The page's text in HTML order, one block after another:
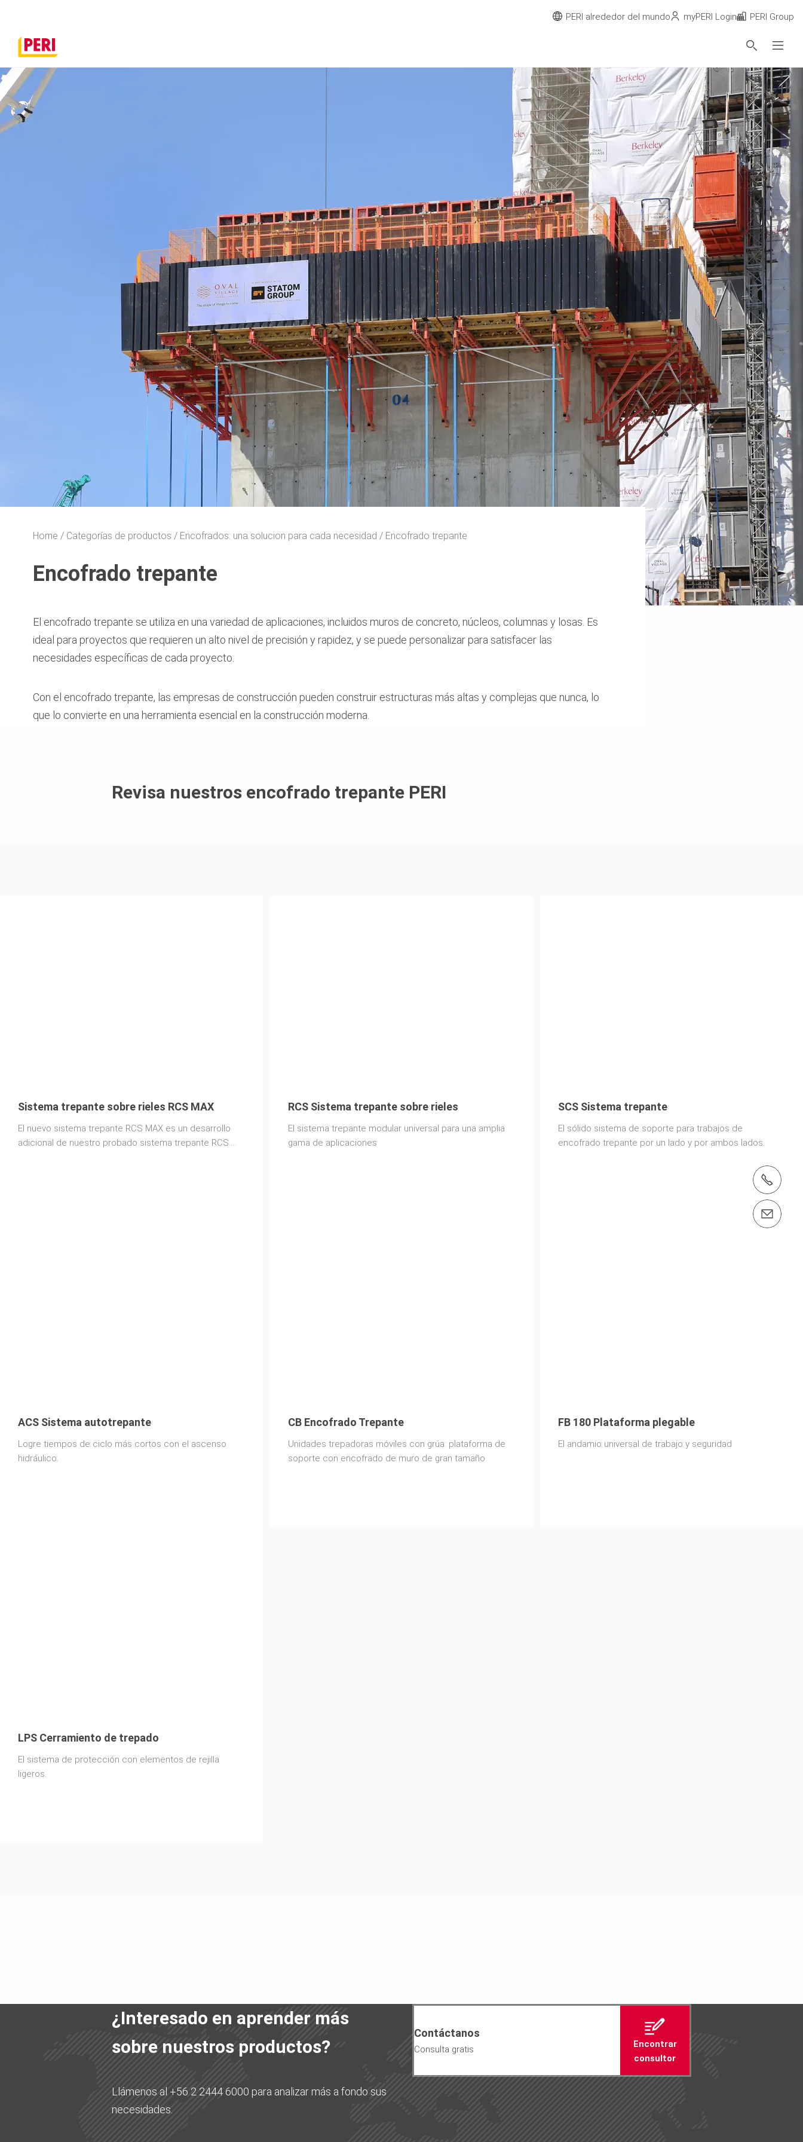
Home Categorías de productos Encofrados: una solucion para cada necesidad Encofrado trepante
Encofrado trepante
El encofrado trepante se utiliza en una variedad de aplicaciones, incluidos muros de concreto, núcleos, columnas y losas. Es
ideal para proyectos que requieren un alto nivel de precisión y rapidez, y se puede personalizar para satisfacer las
necesidades específicas de cada proyecto.
Con el encofrado trepante, las empresas de construcción pueden construir estructuras más altas y complejas que nunca, lo
que lo convierte en una herramienta esencial en la construcción moderna.
Revisa nuestros encofrado trepante PERI
Sistema trepante sobre rieles RCS MAX
El nuevo sistema trepante RCS MAX es un desarrollo
adicional de nuestro probado sistema trepante RCS.
RCS Sistema trepante sobre rieles
El sistema trepante modular universal para una amplia
gama de aplicaciones
SCS Sistema trepante
El sólido sistema de soporte para trabajos de
encofrado trepante por un lado y por ambos lados.
ACS Sistema autotrepante
Logre tiempos de ciclo más cortos con el ascenso
hidráulico.
CB Encofrado Trepante
Unidades trepadoras móviles con grúa: plataforma de
soporte con encofrado de muro de gran tamaño
FB 180 Plataforma plegable
El andamio universal de trabajo y seguridad
LPS Cerramiento de trepado
El sistema de protección con elementos de rejilla
ligeros.
¿Interesado en aprender más
sobre nuestros productos?
Contáctanos
Consulta gratis
Encontrar
consultor
Llámenos al +56 2 2444 6000 para analizar más a fondo sus
necesidades.
PERI alrededor del mundo myPERI Login PERI Group